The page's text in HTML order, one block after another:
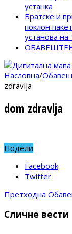
устанка
Братске и
поклон
установа
Насловна/
zdravlja
dom zdravlja
Подели
Facebook
Twitter
Претходна
Сличне вести